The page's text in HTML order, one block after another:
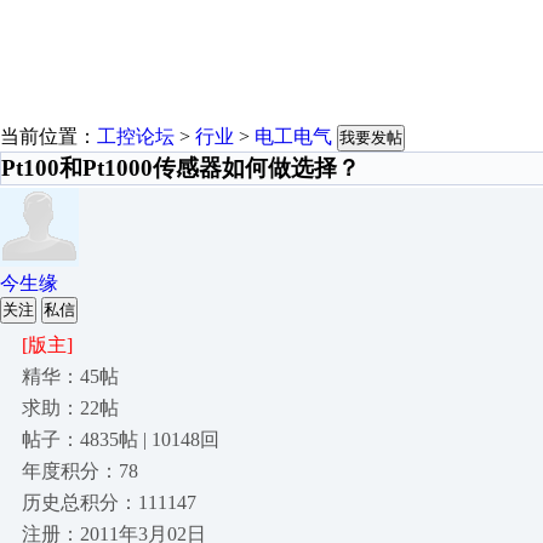
当前位置： 工控论坛 > 行业 > 电工电气 我要发帖
Pt100和Pt1000传感器如何做选择？
今生缘
关注 私信
[版主]
精华：45帖
求助：22帖
帖子：4835帖 | 10148回
年度积分：78
历史总积分：111147
注册：2011年3月02日